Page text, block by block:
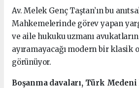
Av. Melek Genç Taştan’ın bu
Mahkemelerinde görev yapan
ve aile hukuku uzmanı
ayıramayacağı modern bir klasik
görünüyor.
Boşanma davaları, Türk